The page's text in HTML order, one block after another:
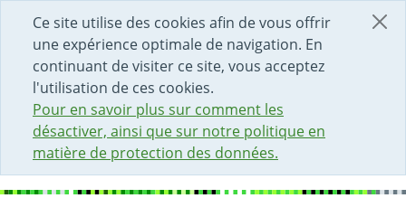
Ce site utilise des cookies afin de vous offrir
une expérience optimale de navigation. En
continuant de visiter ce site, vous acceptez
l'utilisation de ces cookies.
Pour en savoir plus sur comment les
désactiver, ainsi que sur notre politique en
matière de protection des données.
DÉBUT DU CONTENU DE LA PAGE
ACCÈS AU CHAMP DE RECHERCHE
PAGE D'ACCUEIL
FORMULAIRE DE CONTACT